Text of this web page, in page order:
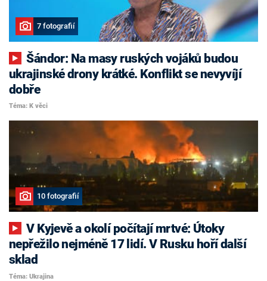
7 fotografií
Šándor: Na masy ruských vojáků budou
ukrajinské drony krátké. Konflikt se nevyvíjí
dobře
Téma: K věci
10 fotografií
V Kyjevě a okolí počítají mrtvé: Útoky
nepřežilo nejméně 17 lidí. V Rusku hoří další
sklad
Téma: Ukrajina